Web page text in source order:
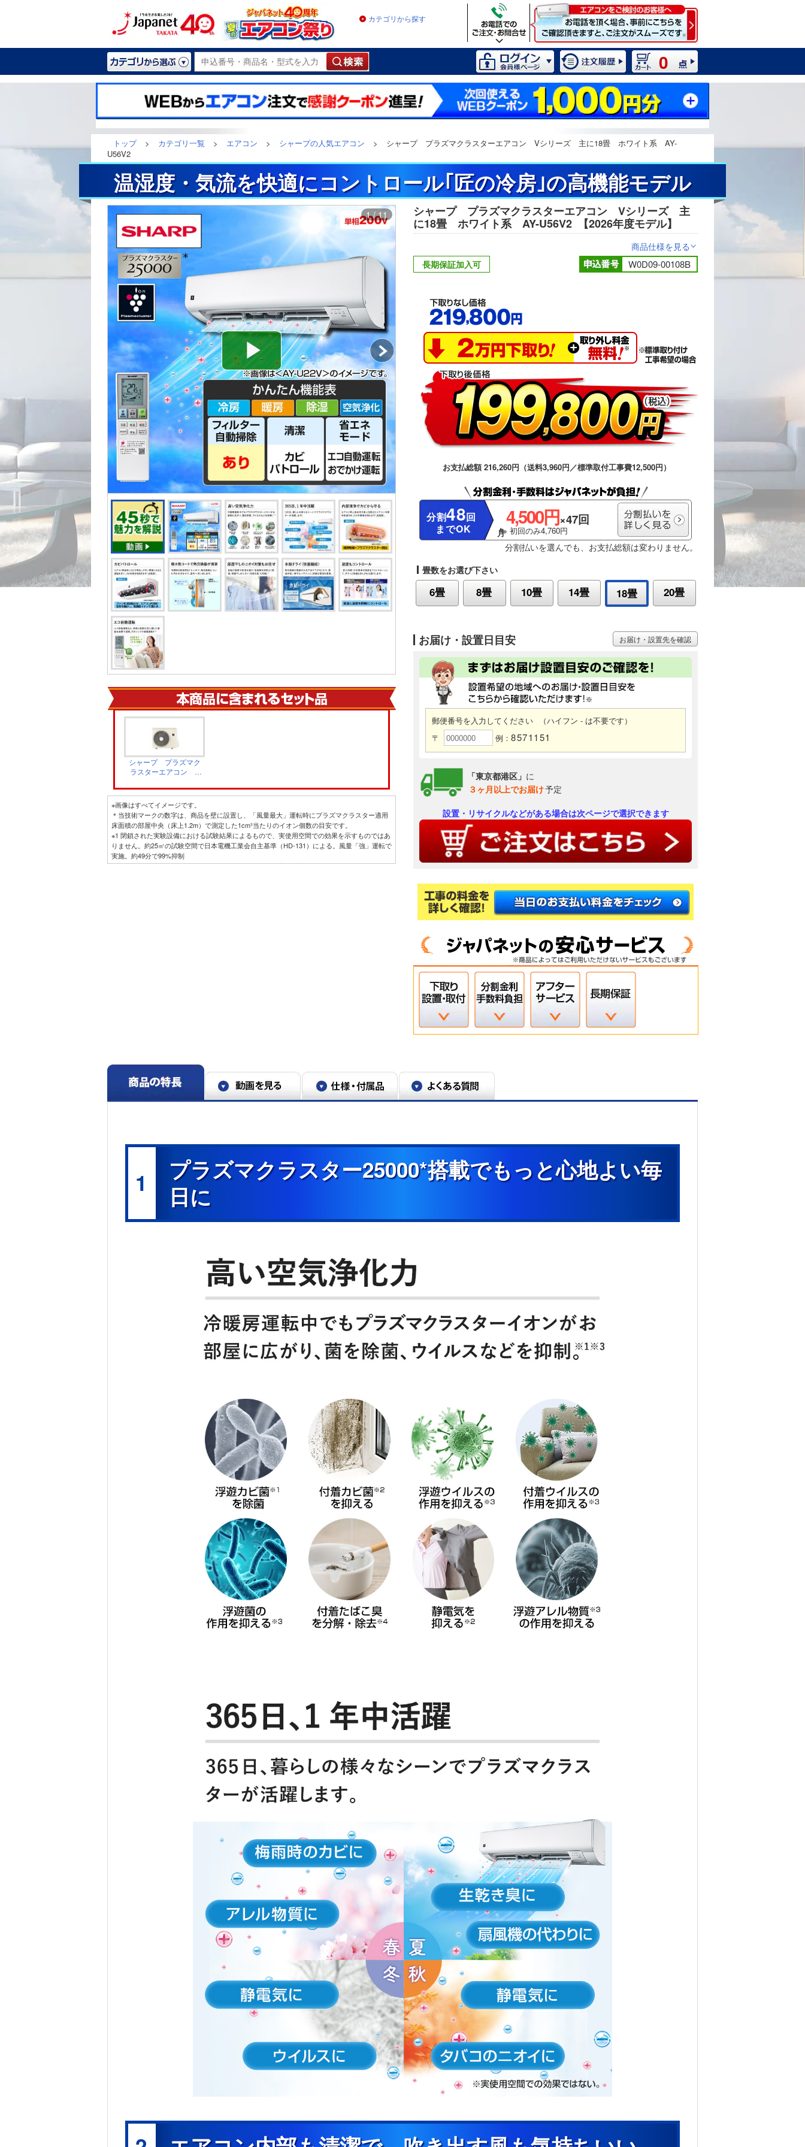
カテゴリから探す
0
トップ > カテゴリ一覧 > エアコン > シャープの人気エアコン >
シャープ プラズマクラスターエアコン Vシリーズ 主に18畳 ホワイト系 AY-
U56V2
温湿度・気流を快適にコントロール｢匠の冷房｣の高機能モデル
1 / 11 2 / 11
シャープ プラズマク
ラスターエアコン V
AU-U56V2
※画像はすべてイメージです。
＊当技術マークの数字は、商品を壁に設置し、「風量最大」運転時にプラズマクラスター適用
床面積の部屋中央（床上1.2m）で測定した1cm³当たりのイオン個数の目安です。
※1 閉鎖された実験設備における試験結果によるもので、実使用空間での効果を示すものではあ
りません。約25㎥の試験空間で日本電機工業会自主基準（HD-131）による。風量「強」運転で
実施。約49分で99%抑制
※2 閉鎖された実験設備における試験結果によるもので、実使用空間での効果を示すものではあ
シャープ プラズマクラスターエアコン Vシリーズ 主
に18畳 ホワイト系 AY-U56V2
【2026年度モデル】
商品仕様を見る>
長期保証加入可 W0D09-00108B
お支払総額 216,260円（送料3,960円／標準取付工事費12,500円）
分割48回
までOK
4,500円×47回
※ 初回のみ4,760円
分割払いを選んでも、お支払総額は変わりません。
畳数をお選び下さい
6畳 8畳 10畳 14畳 18畳 20畳
お届け・設置日目安
郵便番号を入力してください
（ハイフン - は不要です）
〒
例： 8571151
「東京都港区」 に
３ヶ月以上でお届け予定
お届け・設置先を確認
設置・リサイクルなどがある場合は次ページで選択できます
1
プラズマクラスター25000*搭載でもっと心地よい毎
日に